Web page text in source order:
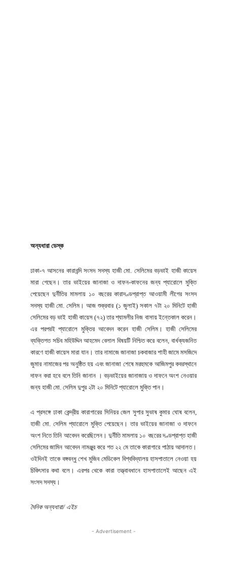
অন্যধারা ডেস্ক
ঢাকা-৭ আসনের কারাবন্দি সংসদ সদস্য হাজী মো. সেলিমের বড়ভাই হাজী কায়েস
মারা গেছেন। তার ভাইয়ের জানাজা ও দাফন-কাফনের জন্য প্যারোলে মুক্তি
পেয়েছেন দুর্নীতির মামলায় ১০ বছরের কারাদণ্ডপ্রাপ্ত আওয়ামী লীগের সংসদ
সদস্য হাজী মো. সেলিম। আজ শুক্রবার (১ জুলাই) সকাল ৭টা ২০ মিনিটে হাজী
সেলিমের বড় ভাই হাজী কায়েস (৭২) তার শ্যামলীর নিজ বাসায় ইন্তেকাল করেন।
এর পরপরই প্যারোলে মুক্তির আবেদন করেন হাজী সেলিম। হাজী সেলিমের
ব্যক্তিগত সচিব মহিউদ্দিন আহমেদ বেলাল বিষয়টি নিশ্চিত করে বলেন, বার্ধক্যজনিত
কারণে হাজী কায়েস মারা যান। তার নামাজে জানাজা চকবাজার শাহী জামে মসজিদে
জুমার নামাজের পর অনুষ্ঠিত হয় এবং জানাজা শেষে মরহুমকে আজিমপুর কবরস্থানে
দাফন করা হবে বলে তিনি জানান । বড়ভাইয়ের জানাজায় ও দাফনে অংশ নেওয়ার
জন্য হাজী মো. সেলিম দুপুর ২টা ২০ মিনিটে প্যারোলে মুক্তি পান।
এ প্রসঙ্গে ঢাকা কেন্দ্রীয় কারাগারের সিনিয়র জেল সুপার সুভাষ কুমার ঘোষ বলেন,
হাজী মো. সেলিম প্যারোলে মুক্তি পেয়েছেন। তার ভাইয়ের জানাজা ও দাফনে
অংশ নিতে তিনি আবেদন করেছিলেন। দুর্নীতি মামলায় ১০ বছরের দণ্ডপ্রাপ্ত হাজী
সেলিমের জামিন আবেদন নামঞ্জুর করে গত ২২ মে তাকে কারাগারে পাঠায় আদালত।
ওইদিনই তাকে বঙ্গবন্ধু শেখ মুজিব মেডিকেল বিশ্ববিদ্যালয় হাসপাতালে নেওয়া হয়
চিকিৎসার কথা বলে। এরপর থেকে কারা তত্ত্বাবধানে হাসপাতালেই আছেন এই
সংসদ সদস্য।
দৈনিক অন্যধারা/ এইচ
- Advertisement -